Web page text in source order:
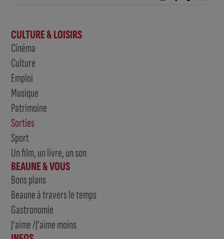
CULTURE & LOISIRS
Cinéma
Culture
Emploi
Musique
Patrimoine
Sorties
Sport
Un film, un livre, un son
BEAUNE & VOUS
Bons plans
Beaune à travers le temps
Gastronomie
J’aime /J’aime moins